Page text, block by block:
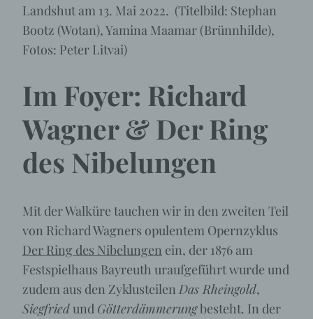
Landshut am 13. Mai 2022. (Titelbild: Stephan
Bootz (Wotan), Yamina Maamar (Brünnhilde),
Fotos: Peter Litvai)
Im Foyer: Richard
Wagner & Der Ring
des Nibelungen
Mit der Walküre tauchen wir in den zweiten Teil
von Richard Wagners opulentem Opernzyklus
Der Ring des Nibelungen ein, der 1876 am
Festspielhaus Bayreuth uraufgeführt wurde und
zudem aus den Zyklusteilen Das Rheingold,
Siegfried und Götterdämmerungbesteht. In der